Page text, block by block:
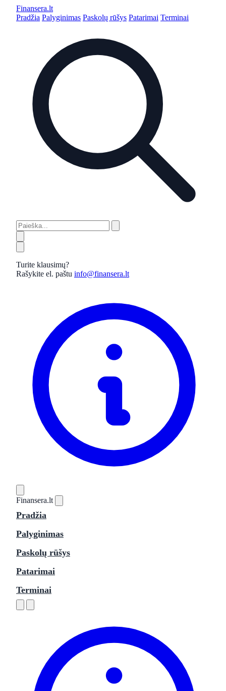
Finansera.lt
Pradžia Palyginimas Paskolų rūšys Patarimai Terminai
Turite klausimų?
Rašykite el. paštu info@finansera.lt
Finansera.lt
Pradžia
Palyginimas
Paskolų rūšys
Patarimai
Terminai